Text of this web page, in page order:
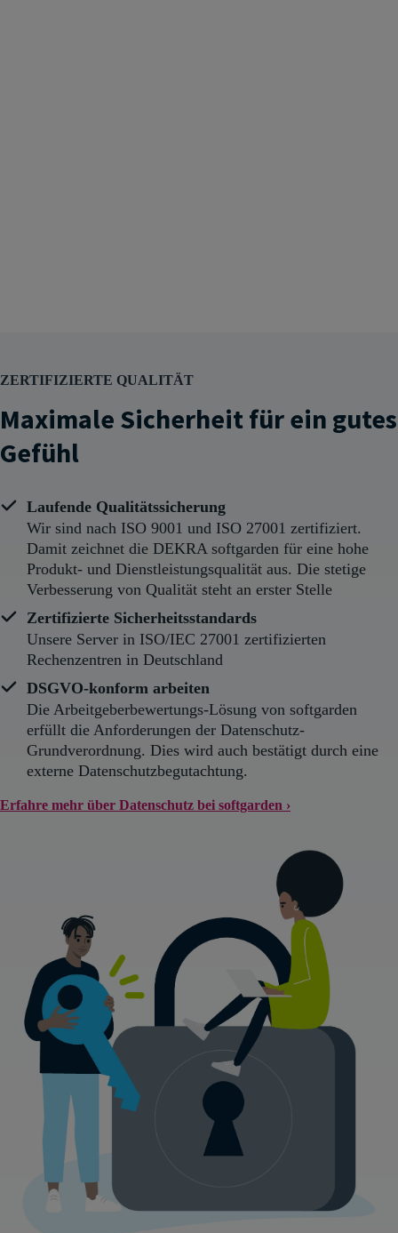
ZERTIFIZIERTE QUALITÄT
Maximale Sicherheit für ein gutes
Gefühl
Laufende Qualitätssicherung
Wir sind nach ISO 9001 und ISO 27001 zertifiziert.
Damit zeichnet die DEKRA softgarden für eine hohe
Produkt- und Dienstleistungsqualität aus. Die stetige
Verbesserung von Qualität steht an erster Stelle
Zertifizierte Sicherheitsstandards
Unsere Server in ISO/IEC 27001 zertifizierten
Rechenzentren in Deutschland
DSGVO-konform arbeiten
Die Arbeitgeberbewertungs-Lösung von softgarden
erfüllt die Anforderungen der Datenschutz-
Grundverordnung. Dies wird auch bestätigt durch eine
externe Datenschutzbegutachtung.
Erfahre mehr über Datenschutz bei softgarden ›